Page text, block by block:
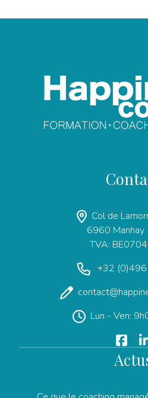
Col de
6960 Manhay
TVA:
+32
Lun - Ven: